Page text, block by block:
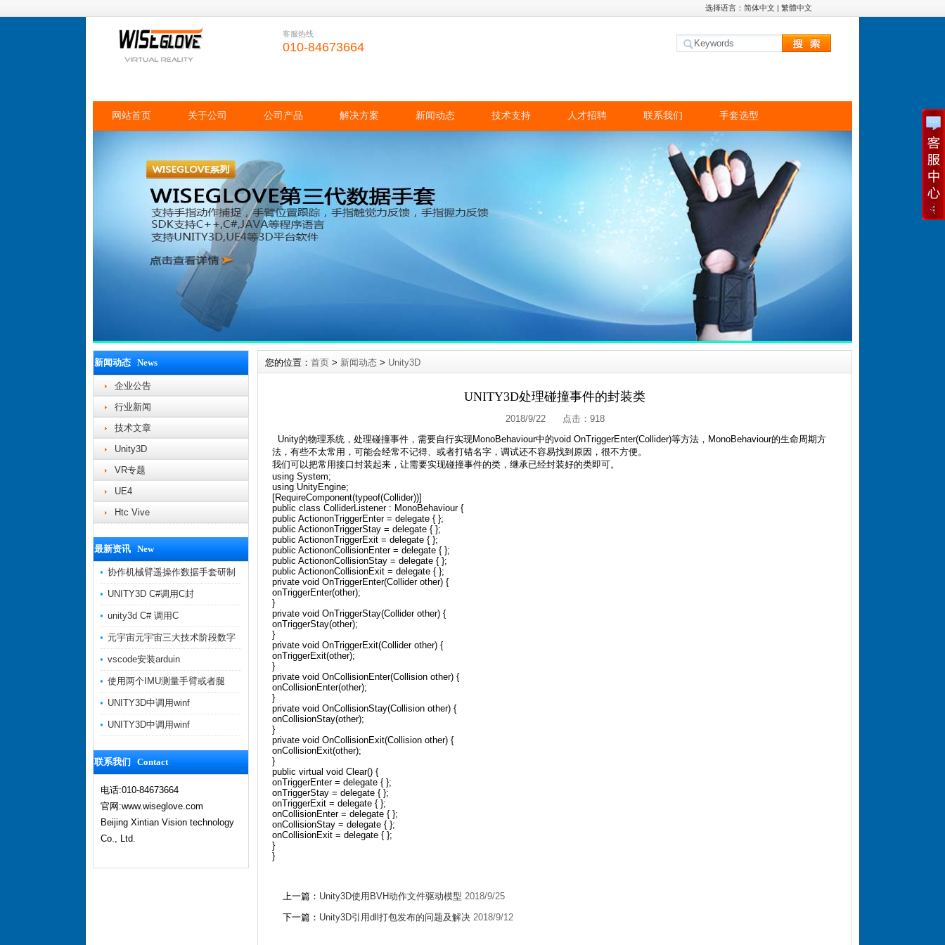
选择语言： 简体中文 | 繁體中文
客服热线
010-84673664
网站首页 关于公司 公司产品 解决方案 新闻动态 技术支持 人才招聘 联系我们 手套选型
新闻动态 News
企业公告
行业新闻
技术文章
Unity3D
VR专题
UE4
Htc Vive
最新资讯 New
协作机械臂遥操作数据手套研制
UNITY3D C#调用C封
unity3d C# 调用C
元宇宙元宇宙三大技术阶段数字
vscode安装arduin
使用两个IMU测量手臂或者腿
UNITY3D中调用winf
UNITY3D中调用winf
联系我们 Contact
电话:010-84673664
官网:www.wiseglove.com
Beijing Xintian Vision technology
Co., Ltd.
您的位置： 首页 > 新闻动态 > Unity3D
UNITY3D处理碰撞事件的封装类
2018/9/22 点击： 918
Unity的物理系统，处理碰撞事件，需要自行实现MonoBehaviour中的void OnTriggerEnter(Collider)等方法，MonoBehaviour的生命周期方
法，有些不太常用，可能会经常不记得、或者打错名字，调试还不容易找到原因，很不方便。
我们可以把常用接口封装起来，让需要实现碰撞事件的类，继承已经封装好的类即可。
using System;
using UnityEngine;
[RequireComponent(typeof(Collider))]
public class ColliderListener : MonoBehaviour {
public ActiononTriggerEnter = delegate { };
public ActiononTriggerStay = delegate { };
public ActiononTriggerExit = delegate { };
public ActiononCollisionEnter = delegate { };
public ActiononCollisionStay = delegate { };
public ActiononCollisionExit = delegate { };
private void OnTriggerEnter(Collider other) {
onTriggerEnter(other);
}
private void OnTriggerStay(Collider other) {
onTriggerStay(other);
}
private void OnTriggerExit(Collider other) {
onTriggerExit(other);
}
private void OnCollisionEnter(Collision other) {
onCollisionEnter(other);
}
private void OnCollisionStay(Collision other) {
onCollisionStay(other);
}
private void OnCollisionExit(Collision other) {
onCollisionExit(other);
}
public virtual void Clear() {
onTriggerEnter = delegate { };
onTriggerStay = delegate { };
onTriggerExit = delegate { };
onCollisionEnter = delegate { };
onCollisionStay = delegate { };
onCollisionExit = delegate { };
}
}
上一篇： Unity3D使用BVH动作文件驱动模型 2018/9/25
下一篇： Unity3D引用dll打包发布的问题及解决 2018/9/12